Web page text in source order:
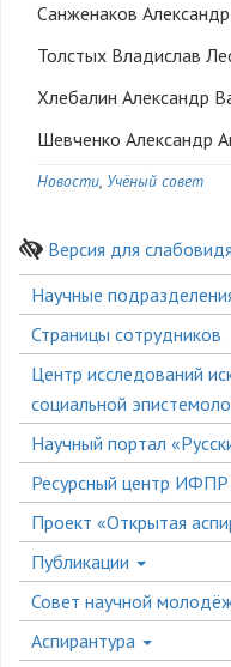
Санженаков
Толстых Владислав
Хлебалин Александр
Шевченко Александр
Новости Учёный совет
Версия для
Боковое
меню
Научные
Страницы сотрудников
Центр исследований
социальной
Научный портал
Ресурсный центр
Проект «Открытая
Публикации
Совет научной
Аспирантура